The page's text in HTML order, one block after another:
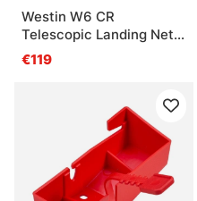
Westin W6 CR
Telescopic Landing Net
2M XS, 50-200cm 4Sec
€119